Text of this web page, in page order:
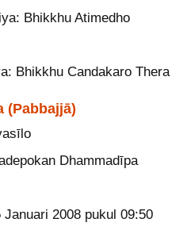
Bhikkhu Atimedho
Bhikkhu Candakaro Thera
(Pabbajjā)
Dhammadīpa
Januari 2008 pukul 09:50